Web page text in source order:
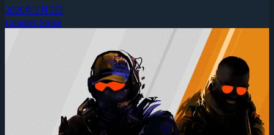
2026年2月5日
Counter-Strike